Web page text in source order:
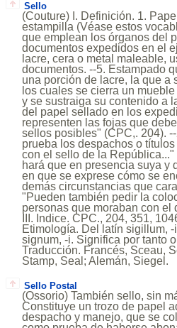
Sello
(Couture) I. Definición. 1.
estampilla (Véase estos
que emplean los órganos del
documentos expedidos en el
lacre, cera o metal maleable,
documentos. --5. Estampado
una porción de lacre, la que a
los cuales se cierra un
y se sustraiga su contenido a
del papel sellado en los
representen las fojas que
sellos posibles" (CPC,. 204).
prueba los despachos o
con el sello de la
hará que en presencia suya y
en que se exprese cómo se
demás circunstancias que
"Pueden también pedir la
personas que moraban con el
III. Indice. CPC., 204, 351,
Etimología. Del latín sigillum,
signum, -i. Significa por tanto
Traducción. Francés, Sceau,
Stamp, Seal; Alemán, Siegel.
Sello Postal
(Ossorio) También sello, sin
Constituye un trozo de papel
despacho y manejo, que se